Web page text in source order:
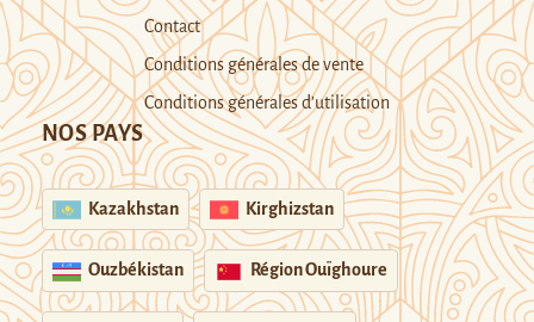
Contact
Conditions générales de vente
Conditions générales d’utilisation
NOS PAYS
Kazakhstan Kirghizstan
Ouzbékistan Région Ouïghoure